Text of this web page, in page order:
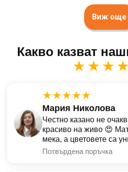
Виж още
Какво казват
★★★★★
Мария Николова
Честно казано не
красиво на живо 😍
мека, а цветовете са
Потвърдена поръчка